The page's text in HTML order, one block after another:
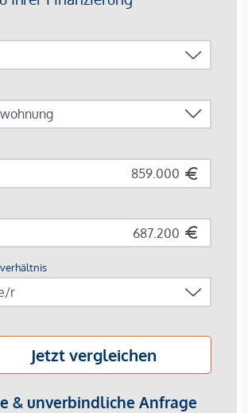
in den Bädern
Sonnenschutz
Features
von ca. 35 bis 152 m²
Infrastruktur
| TOP 30
Zimmer-Wohnung befindet sich im 1.
bietet eine Wohnfläche von ca. 69 m²
mit ca. 6 m². Die Raumaufteilung gliedert